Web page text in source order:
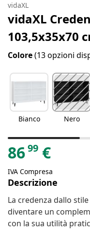
vidaXL
vidaXL
103,5x35x70
Colore(13 opzioni
Bianco Nero
8699 €
IVA Compresa
Descrizione
La credenza dallo
diventare un
con la sua utilità